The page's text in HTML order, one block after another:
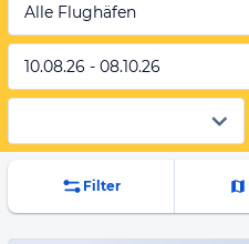
Alle Flughäfen
10.08.26 - 08.10.26
Filter